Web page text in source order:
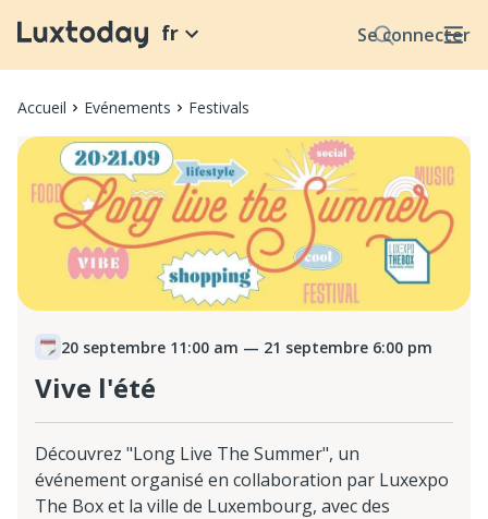
Se connecter
fr
Accueil Evénements Festivals
20 septembre 11:00 am — 21 septembre 6:00 pm
Vive l'été
Découvrez "Long Live The Summer", un
événement organisé en collaboration par Luxexpo
The Box et la ville de Luxembourg, avec des